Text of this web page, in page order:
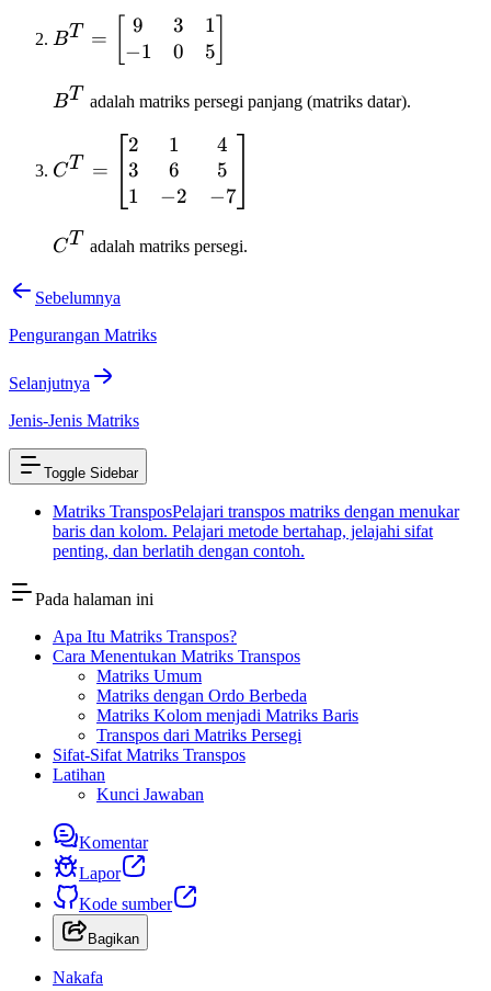
B^T =
\begin{bmatrix}
& 0 & 5
BT =
9
−1
3
0
1
5
B^T
BT adalah matriks persegi panjang (matriks datar).
\begin{bmatrix}
2 & 1 & 4 \\ 3 &
& -7
CT =
2
3
1
1
6
−2
4
5
−7
C^T
CT adalah matriks persegi.
Sebelumnya
Pengurangan Matriks
Selanjutnya
Jenis-Jenis Matriks
Toggle Sidebar
Matriks TransposPelajari transpos matriks dengan menukar
baris dan kolom. Pelajari metode bertahap, jelajahi sifat
penting, dan berlatih dengan contoh.
Pada halaman ini
Apa Itu Matriks Transpos?
Cara Menentukan Matriks Transpos
Matriks Umum
Matriks dengan Ordo Berbeda
Matriks Kolom menjadi Matriks Baris
Transpos dari Matriks Persegi
Sifat-Sifat Matriks Transpos
Latihan
Kunci Jawaban
Komentar
Lapor
Kode sumber
Bagikan
Nakafa